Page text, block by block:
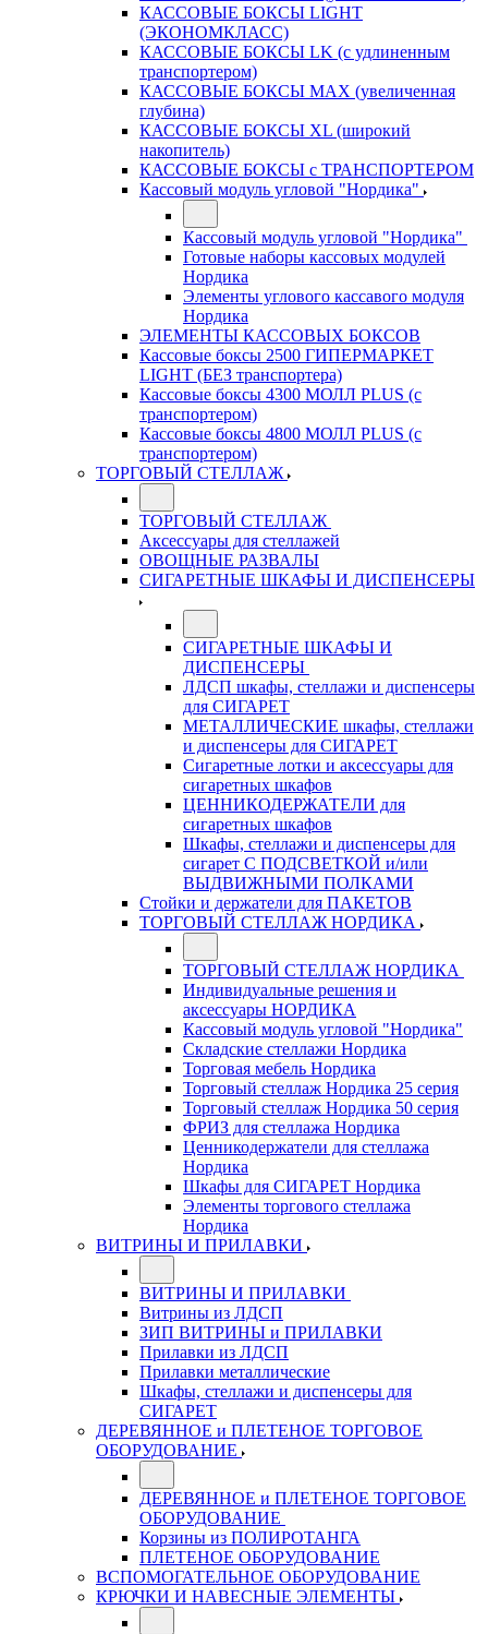
КАССОВЫЕ БОКСЫ LIGHT
(ЭКОНОМКЛАСС)
КАССОВЫЕ БОКСЫ LK (с удлиненным
транспортером)
КАССОВЫЕ БОКСЫ MAX (увеличенная
глубина)
КАССОВЫЕ БОКСЫ XL (широкий
накопитель)
КАССОВЫЕ БОКСЫ с ТРАНСПОРТЕРОМ
Кассовый модуль угловой "Нордика"
Кассовый модуль угловой "Нордика"
Готовые наборы кассовых модулей
Нордика
Элементы углового кассавого модуля
Нордика
ЭЛЕМЕНТЫ КАССОВЫХ БОКСОВ
Кассовые боксы 2500 ГИПЕРМАРКЕТ
LIGHT (БЕЗ транспортера)
Кассовые боксы 4300 МОЛЛ PLUS (с
транспортером)
Кассовые боксы 4800 МОЛЛ PLUS (с
транспортером)
ТОРГОВЫЙ СТЕЛЛАЖ
ТОРГОВЫЙ СТЕЛЛАЖ
Аксессуары для стеллажей
ОВОЩНЫЕ РАЗВАЛЫ
СИГАРЕТНЫЕ ШКАФЫ И ДИСПЕНСЕРЫ
СИГАРЕТНЫЕ ШКАФЫ И
ДИСПЕНСЕРЫ
ЛДСП шкафы, стеллажи и диспенсеры
для СИГАРЕТ
МЕТАЛЛИЧЕСКИЕ шкафы, стеллажи
и диспенсеры для СИГАРЕТ
Сигаретные лотки и аксессуары для
сигаретных шкафов
ЦЕННИКОДЕРЖАТЕЛИ для
сигаретных шкафов
Шкафы, стеллажи и диспенсеры для
сигарет С ПОДСВЕТКОЙ и/или
ВЫДВИЖНЫМИ ПОЛКАМИ
Стойки и держатели для ПАКЕТОВ
ТОРГОВЫЙ СТЕЛЛАЖ НОРДИКА
ТОРГОВЫЙ СТЕЛЛАЖ НОРДИКА
Индивидуальные решения и
аксессуары НОРДИКА
Кассовый модуль угловой "Нордика"
Складские стеллажи Нордика
Торговая мебель Нордика
Торговый стеллаж Нордика 25 серия
Торговый стеллаж Нордика 50 серия
ФРИЗ для стеллажа Нордика
Ценникодержатели для стеллажа
Нордика
Шкафы для СИГАРЕТ Нордика
Элементы торгового стеллажа
Нордика
ВИТРИНЫ И ПРИЛАВКИ
ВИТРИНЫ И ПРИЛАВКИ
Витрины из ЛДСП
ЗИП ВИТРИНЫ и ПРИЛАВКИ
Прилавки из ЛДСП
Прилавки металлические
Шкафы, стеллажи и диспенсеры для
СИГАРЕТ
ДЕРЕВЯННОЕ и ПЛЕТЕНОЕ ТОРГОВОЕ
ОБОРУДОВАНИЕ
ДЕРЕВЯННОЕ и ПЛЕТЕНОЕ ТОРГОВОЕ
ОБОРУДОВАНИЕ
Корзины из ПОЛИРОТАНГА
ПЛЕТЕНОЕ ОБОРУДОВАНИЕ
ВСПОМОГАТЕЛЬНОЕ ОБОРУДОВАНИЕ
КРЮЧКИ И НАВЕСНЫЕ ЭЛЕМЕНТЫ